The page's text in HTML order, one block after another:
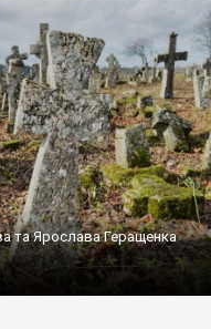
та Ярослава Геращенка